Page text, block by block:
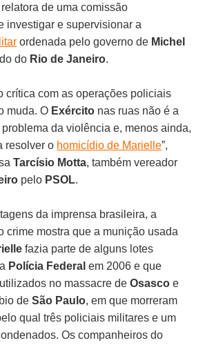
de uma comissão
investigar e supervisionar a
ordenada pelo governo de Michel
do Rio de Janeiro.
crítica com as operações policiais
muda. O Exército nas ruas não é a
da violência e, menos ainda,
resolver o homicídio de Marielle”,
Tarcísio Motta, também vereador
pelo PSOL.
da imprensa brasileira, a
crime mostra que a munição usada
fazia parte de alguns lotes
Polícia Federal em 2006 e que
no massacre deOsasco e
deSão Paulo, em que morreram
qual três policiais militares e um
Os companheiros do